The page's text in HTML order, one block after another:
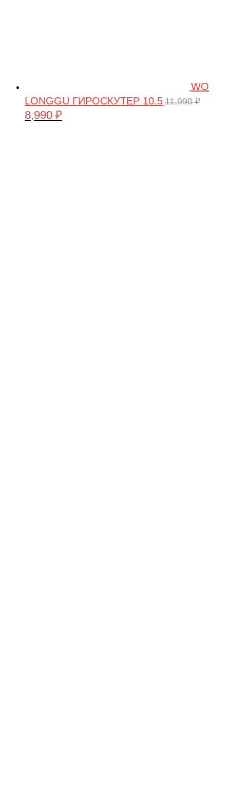
WO
LONGGU ГИРОСКУТЕР 10.5 11,990₽
Первоначальная
8,990 ₽